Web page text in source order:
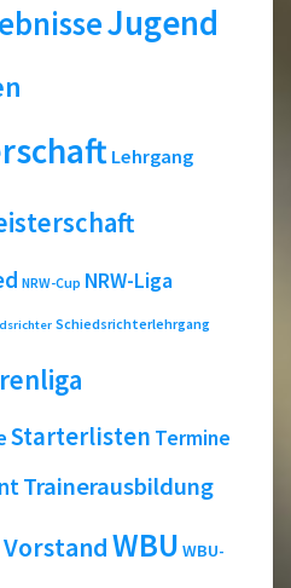
Jugend
Lehrgang
NRW-Cup NRW-Liga
Schiedsrichterlehrgang
Starterlisten Termine
Trainerausbildung
VorstandWBU WBU-